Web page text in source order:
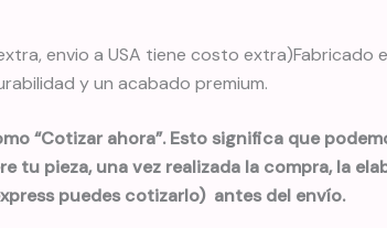
envio a USA tiene costo extra)Fabricado
y un acabado premium.
“Cotizar ahora”. Esto significa que
pieza, una vez realizada la compra, la
puedes cotizarlo) antes del envío.